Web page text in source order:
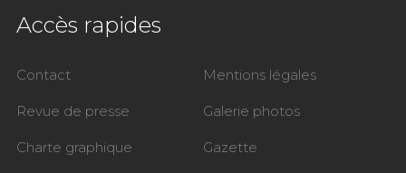
Accès rapides
Contact Mentions légales
Revue de presse Galerie photos
Charte graphique Gazette